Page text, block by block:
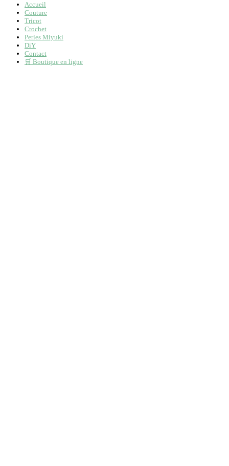
Accueil
Couture
Tricot
Crochet
Perles Miyuki
DiY
Contact
🛒 Boutique en ligne